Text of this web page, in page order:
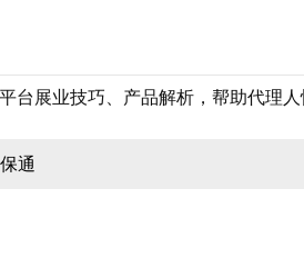
展业技巧、产品解析，帮助代理人
保通